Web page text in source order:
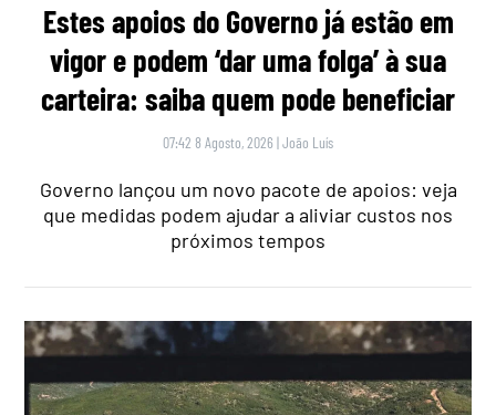
Estes apoios do Governo já estão em
vigor e podem ‘dar uma folga’ à sua
carteira: saiba quem pode beneficiar
07:42 8 Agosto, 2026 |João Luís
Governo lançou um novo pacote de apoios: veja
que medidas podem ajudar a aliviar custos nos
próximos tempos